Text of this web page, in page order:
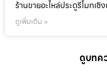
ร้านขายอะไหล่ประตูรีโมทเชิ
ดูเพิ่มเติม »
ดูบทค